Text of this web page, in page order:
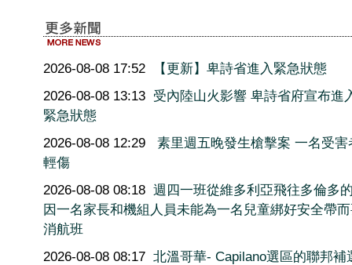
2026-08-08 17:52
【更新】卑詩省進入緊急狀態
2026-08-08 13:13 受內陸山火影響 卑詩省府宣布進
緊急狀態
2026-08-08 12:29
素里週五晚發生槍擊案 一名受害
輕傷
2026-08-08 08:18 週四一班從維多利亞飛往多倫多
因一名家長和機組人員未能為一名兒童綁好安全帶
消航班
2026-08-08 08:17 北溫哥華- Capilano選區的聯邦補